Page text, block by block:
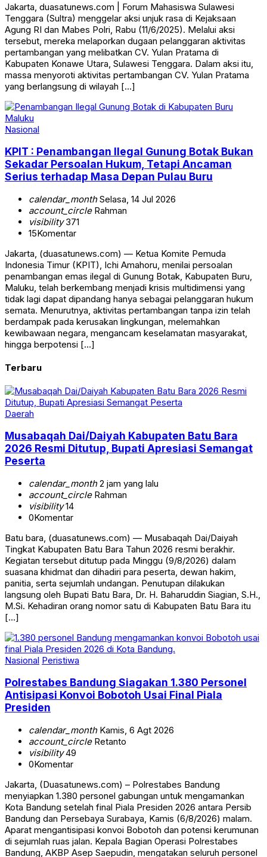
Jakarta, duasatunews.com | Forum Mahasiswa Sulawesi
Tenggara (Sultra) menggelar aksi unjuk rasa di Kejaksaan
Agung RI dan Mabes Polri, Rabu (11/6/2025). Melalui aksi
tersebut, mereka melaporkan dugaan pelanggaran aktivitas
pertambangan yang melibatkan CV. Yulan Pratama di
Kabupaten Konawe Utara, Sulawesi Tenggara. Dalam aksi itu,
massa menyoroti aktivitas pertambangan CV. Yulan Pratama
yang berlangsung di wilayah […]
Nasional
KPIT : Penambangan Ilegal Gunung Botak Bukan
Sekadar Persoalan Hukum, Tetapi Ancaman
Serius terhadap Masa Depan Pulau Buru
calendar_monthSelasa, 14 Jul 2026
account_circleRahman
visibility371
15Komentar
Jakarta, (duasatunews.com) — Ketua Komite Pemuda
Indonesia Timur (KPIT), Ichi Amahoru, menilai persoalan
penambangan emas ilegal di Gunung Botak, Kabupaten Buru,
Maluku, telah berkembang menjadi krisis multidimensi yang
tidak lagi dapat dipandang hanya sebagai pelanggaran hukum
semata. Menurutnya, aktivitas pertambangan tanpa izin telah
berdampak pada kerusakan lingkungan, melemahkan
kewibawaan negara, mengancam keselamatan masyarakat,
hingga berpotensi […]
Terbaru
Daerah
Musabaqah Dai/Daiyah Kabupaten Batu Bara
2026 Resmi Ditutup, Bupati Apresiasi Semangat
Peserta
calendar_month2 jam yang lalu
account_circleRahman
visibility14
0Komentar
Batu bara, (duasatunews.com) — Musabaqah Dai/Daiyah
Tingkat Kabupaten Batu Bara Tahun 2026 resmi berakhir.
Kegiatan tersebut ditutup pada Minggu (9/8/2026) dalam
suasana khidmat dan dihadiri para peserta, dewan hakim,
panitia, serta sejumlah undangan. Penutupan dilakukan
langsung oleh Bupati Batu Bara, Dr. H. Baharuddin Siagian, S.H.,
M.Si. Kehadiran orang nomor satu di Kabupaten Batu Bara itu
[…]
Nasional Peristiwa
Polrestabes Bandung Siagakan 1.380 Personel
Antisipasi Konvoi Bobotoh Usai Final Piala
Presiden
calendar_monthKamis, 6 Agt 2026
account_circleRetanto
visibility49
0Komentar
Jakarta, (Duasatunews.com) – Polrestabes Bandung
menyiapkan 1.380 personel gabungan untuk mengamankan
Kota Bandung setelah final Piala Presiden 2026 antara Persib
Bandung dan Persebaya Surabaya, Kamis (6/8/2026) malam.
Aparat mengantisipasi konvoi Bobotoh dan potensi kerumunan
di sejumlah ruas jalan. Kepala Bagian Operasi Polrestabes
Bandung, AKBP Asep Saepudin, mengatakan seluruh personel